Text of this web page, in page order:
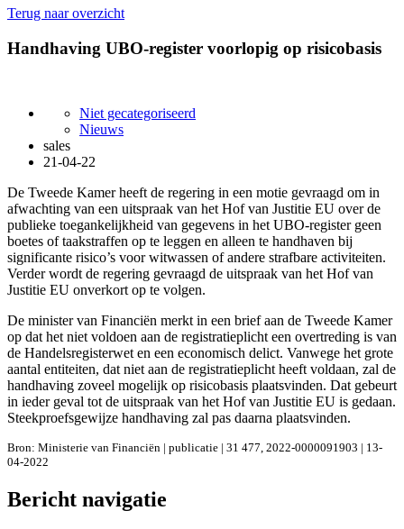
Terug naar overzicht
Handhaving UBO-register voorlopig op risicobasis
Niet gecategoriseerd
Nieuws
sales
21-04-22
De Tweede Kamer heeft de regering in een motie gevraagd om in
afwachting van een uitspraak van het Hof van Justitie EU over de
publieke toegankelijkheid van gegevens in het UBO-register geen
boetes of taakstraffen op te leggen en alleen te handhaven bij
significante risico’s voor witwassen of andere strafbare activiteiten.
Verder wordt de regering gevraagd de uitspraak van het Hof van
Justitie EU onverkort op te volgen.
De minister van Financiën merkt in een brief aan de Tweede Kamer
op dat het niet voldoen aan de registratieplicht een overtreding is van
de Handelsregisterwet en een economisch delict. Vanwege het grote
aantal entiteiten, dat niet aan de registratieplicht heeft voldaan, zal de
handhaving zoveel mogelijk op risicobasis plaatsvinden. Dat gebeurt
in ieder geval tot de uitspraak van het Hof van Justitie EU is gedaan.
Steekproefsgewijze handhaving zal pas daarna plaatsvinden.
Bron: Ministerie van Financiën | publicatie | 31 477, 2022-0000091903 | 13-
04-2022
Bericht navigatie